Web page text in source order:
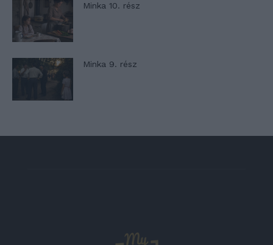
Minka 10. rész
Minka 9. rész